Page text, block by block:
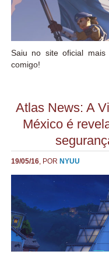
missão juntos no mundo
dupla de vilões...
Saiu no site oficial mais
comigo!
Atlas News: A
México é
19/05/16, POR NYUU